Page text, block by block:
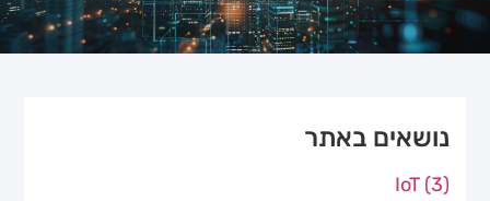
נושאים באתר
IoT(3)